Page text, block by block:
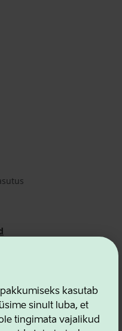
kasutab
sinult luba, et
tingimata vajalikud